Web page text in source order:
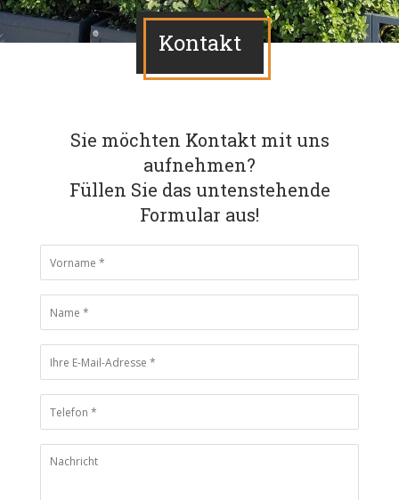
Kontakt
Sie möchten Kontakt mit uns
aufnehmen?
Füllen Sie das untenstehende
Formular aus!